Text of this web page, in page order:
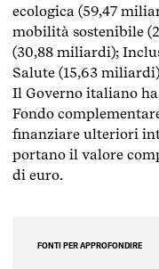
ecologica (59,47
mobilità sostenibile
(30,88 miliardi);
Salute (15,63
Il Governo italiano
Fondo
finanziare ulteriori
portano il valore
di euro.
FONTI PER APPROFONDIRE